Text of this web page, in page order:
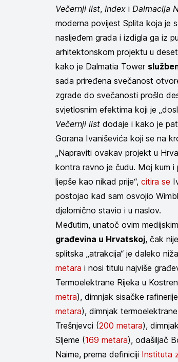
Večernji list, Index i Dalmacija
moderna povijest Splita koja je
nasljeđem grada i izdigla ga iz
arhitektonskom projektu u
kako je Dalmatia Tower
sada priređena svečanost
zgrade do svečanosti prošlo
svjetlosnim efektima koji je
Večernji list dodaje i kako je
Gorana Ivaniševića koji se na
„Napraviti ovakav projekt u
kontra ravno je čudu. Moj kum i
ljepše kao nikad prije“, citira se
postojao kad sam osvojio
djelomično stavio i u naslov.
Međutim, unatoč ovim
građevina u Hrvatskoj, čak
splitska „atrakcija“ je daleko
metara i nosi titulu najviše
Termoelektrane Rijeka u
metra), dimnjak sisačke
metara), dimnjak
Trešnjevci (200 metara),
Sljeme (169 metara), odašiljač
Naime, prema definiciji Instituta